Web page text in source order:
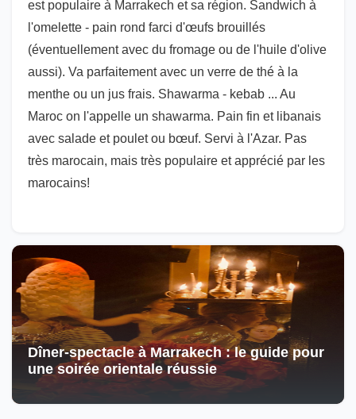
est populaire à Marrakech et sa région. Sandwich à
l'omelette - pain rond farci d'œufs brouillés
(éventuellement avec du fromage ou de l'huile d'olive
aussi). Va parfaitement avec un verre de thé à la
menthe ou un jus frais. Shawarma - kebab ... Au
Maroc on l'appelle un shawarma. Pain fin et libanais
avec salade et poulet ou bœuf. Servi à l'Azar. Pas
très marocain, mais très populaire et apprécié par les
marocains!
Dîner-spectacle à Marrakech : le guide pour
une soirée orientale réussie